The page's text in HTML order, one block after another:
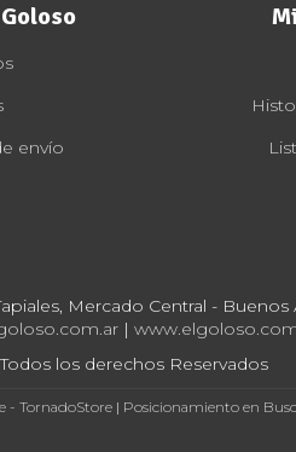
envío
Mercado Central - Buenos
|
los derechos Reservados
- TornadoStore| Posicionamiento en